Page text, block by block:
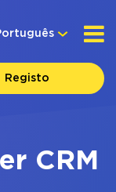
Registo
CRM